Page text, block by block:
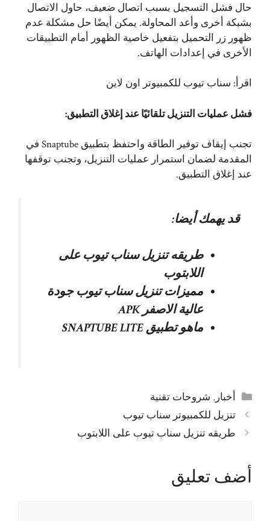
حال فشل التسجيل بسبب اتصال ضعيف، حاول الاتصال
بشبكة أخرى وأعد المحاولة. يمكن أيضًا حل مشكلة عدم
ظهور زر التحميل بتفعيل خاصية الظهور أمام التطبيقات
الأخرى في إعدادات الهاتف.
اقرأ: سناب تيوب للكمبيوتر اون لاين
فشل عمليات التنزيل تلقائيًا عند إغلاق التطبيق:
تجنب إيقاف توفير الطاقة واحتفظ بتطبيق Snaptube في
المقدمة لضمان استمرار عمليات التنزيل، وتجنب توقفها
عند إغلاق التطبيق.
قد يهمك أيضا:
طريقه تنزيل سناب تيوب على
اللابتوب
مميزات تنزيل سناب تيوب جودة
عالية الاصفر APK
ماهو تطبيق SNAPTUBE LITE
التصنيفات
أخبار, شروحات تقنية
تنزيل للكمبيوتر سناب تيوب
طريقه تنزيل سناب تيوب على اللابتوب
أضف تعليق